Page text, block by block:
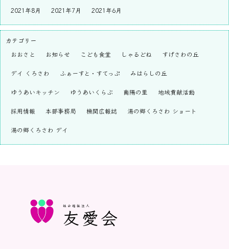
2021年8月 2021年7月 2021年6月
カテゴリー
おおさと
お知らせ こども食堂 しゃるどね すげさわの丘
デイ くろさわ ふぁーすと・すてっぷ みはらしの丘
ゆうあいキッチン ゆうあいくらぶ 南陽の里 地域貢献活動
採用情報 本部事務局 機関広報誌 湯の郷くろさわ ショート
湯の郷くろさわ デイ
社会福祉法人
友愛会